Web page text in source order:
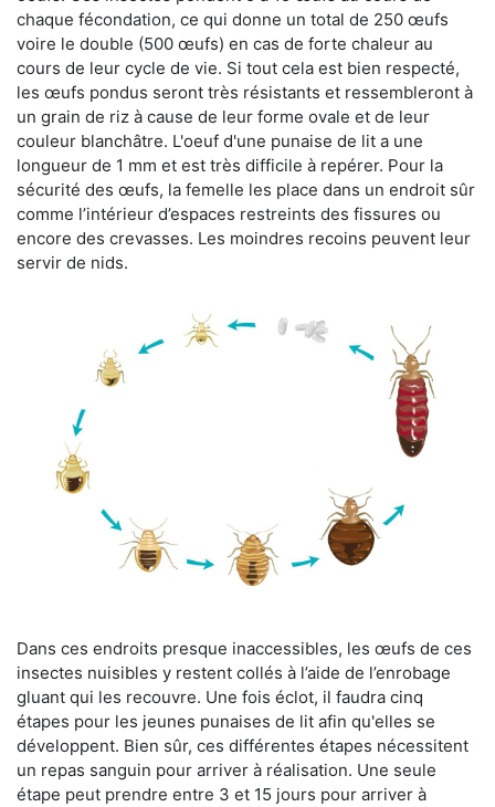
chaque fécondation, ce qui donne un total de 250 œufs
voire le double (500 œufs) en cas de forte chaleur au
cours de leur cycle de vie. Si tout cela est bien respecté,
les œufs pondus seront très résistants et ressembleront à
un grain de riz à cause de leur forme ovale et de leur
couleur blanchâtre. L'oeuf d'une punaise de lit a une
longueur de 1 mm et est très difficile à repérer. Pour la
sécurité des œufs, la femelle les place dans un endroit sûr
comme l’intérieur d’espaces restreints des fissures ou
encore des crevasses. Les moindres recoins peuvent leur
servir de nids.
Dans ces endroits presque inaccessibles, les œufs de ces
insectes nuisibles y restent collés à l’aide de l’enrobage
gluant qui les recouvre. Une fois éclot, il faudra cinq
étapes pour les jeunes punaises de lit afin qu'elles se
développent. Bien sûr, ces différentes étapes nécessitent
un repas sanguin pour arriver à réalisation. Une seule
étape peut prendre entre 3 et 15 jours pour arriver à